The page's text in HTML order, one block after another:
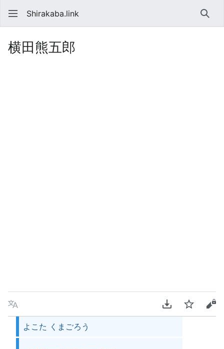
Shirakaba.link 検索
横田熊五郎
言語 PDFをダウンロ
ウォッチソ
よこた くまごろう